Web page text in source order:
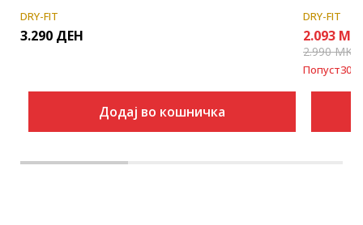
DRY-FIT
3.290 ДЕН
Додај во кошничка
DRY-FIT
2.093
2.990MKD
Попуст30